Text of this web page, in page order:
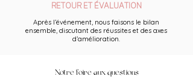
RETOUR ET ÉVALUATION
Après l’événement, nous faisons le bilan
ensemble, discutant des réussites et des axes
d’amélioration.
Notre foire aux questions